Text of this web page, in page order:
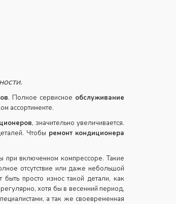
. Полное сервисное обслуживание
ассортименте.
, значительно увеличивается.
Чтобы ремонт кондиционера
при включенном компрессоре. Такие
отсутствие или даже небольшой
просто износ такой детали, как
хотя бы в весенний период,
а так же своевременная